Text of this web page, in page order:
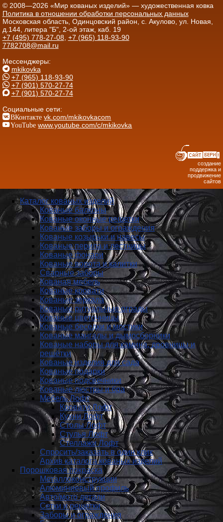
© 2008—2026 «Мир кованых изделий» — художественная ковка
Политика в отношении обработки персональных данных
Московская область, Одинцовский район, с. Акулово, ул. Новая,
д.144, литера "Б", 2-ой этаж, каб. 19
+7 (495) 778-27-08, +7 (965) 118-93-90
7782708@mail.ru
Мессенджеры:
mkikovka
+7 (965) 118-93-90
+7 (901) 570-27-74
+7 (901) 570-27-74
Социальные сети:
ВКонтакте vk.com/mkikovkacom
YouTube www.youtube.com/c/mkikovka
создание
поддержка и
продвижение
сайтов
Каталог кованых изделий
Кованые балконы
Кованые оконные решетки
Кованые заборы и ог­ражде­ния
Кованые козырьки и навесы
Кованые перила и лестницы
Кованые фонари
Кованые ворота и калитки
Сварные заборы
Кованая мебель
Кованые кровати
Кованые зеркала
Кованые ритуальные ограды
Кованые цветочницы
Кованые беседки и мостики
Кованые мангалы и дымосборники
Кованые наборы для камина, дровницы и
решётки
Кованые изделия для сада
Кованые подарки
Кованые подсвечники
Кованые люстры и бра
Мебель Лофт
Кровати Лофт
Кухни Лофт
Столы Лофт
Стулья Лофт
Стеллажи Лофт
Спросить/заказать в один клик
Архив каталога кованых изделий
Порошковая покраска
Металлоконструкции
Алюминиевый профиль
Авто/мото детали
Сетки и решетки
Заборы и ограждения